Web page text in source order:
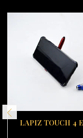
LAPIZ TOUCH 4